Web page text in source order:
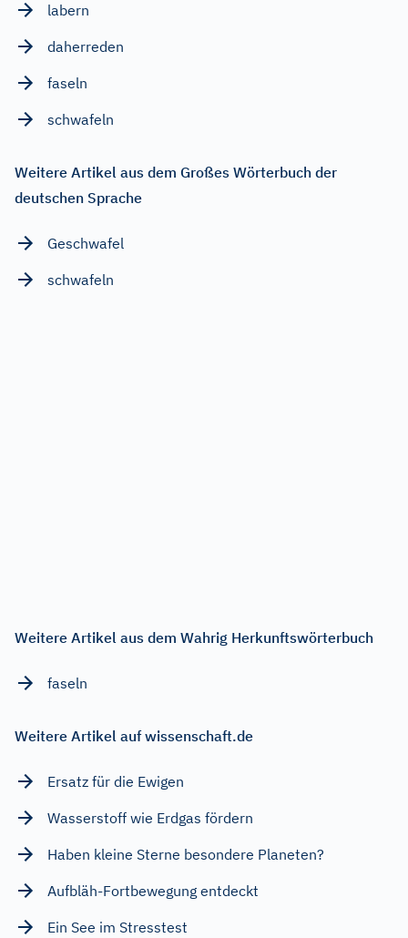
labern
daherreden
faseln
schwafeln
Weitere Artikel aus dem Großes Wörterbuch der
deutschen Sprache
Geschwafel
schwafeln
Weitere Artikel aus dem Wahrig Herkunftswörterbuch
faseln
Weitere Artikel auf wissenschaft.de
Ersatz für die Ewigen
Wasserstoff wie Erdgas fördern
Haben kleine Sterne besondere Planeten?
Aufbläh-Fortbewegung entdeckt
Ein See im Stresstest